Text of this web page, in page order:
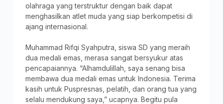
olahraga yang terstruktur dengan baik dapat
menghasilkan atlet muda yang siap berkompetisi di
ajang internasional.
Muhammad Rifqi Syahputra, siswa SD yang meraih
dua medali emas, merasa sangat bersyukur atas
pencapaiannya. “Alhamdulillah, saya senang bisa
membawa dua medali emas untuk Indonesia. Terima
kasih untuk Puspresnas, pelatih, dan orang tua yang
selalu mendukung saya,” ucapnya. Begitu pula